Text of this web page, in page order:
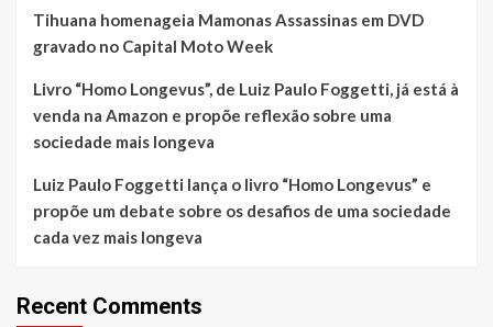
Tihuana homenageia Mamonas Assassinas em DVD
gravado no Capital Moto Week
Livro “Homo Longevus”, de Luiz Paulo Foggetti, já está à
venda na Amazon e propõe reflexão sobre uma
sociedade mais longeva
Luiz Paulo Foggetti lança o livro “Homo Longevus” e
propõe um debate sobre os desafios de uma sociedade
cada vez mais longeva
Recent Comments